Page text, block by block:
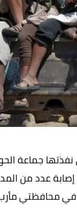
نفذتها جماعة
عدد من
في محافظتي